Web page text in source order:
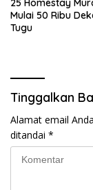
25 Homestay
Mulai 50 Ribu
Tugu
Tinggalkan
Alamat email
ditandai *